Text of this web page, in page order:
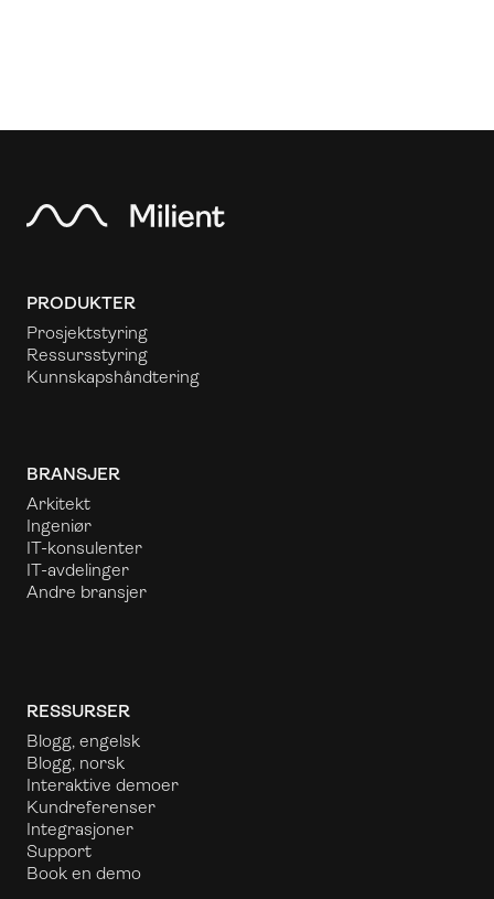
PRODUKTER
Prosjektstyring
Ressursstyring
Kunnskapshåndtering
BRANSJER
Arkitekt
Ingeniør
IT-konsulenter
IT-avdelinger
Andre bransjer
RESSURSER
Blogg, engelsk
Blogg, norsk
Interaktive demoer
Kundreferenser
Integrasjoner
Support
Book en demo